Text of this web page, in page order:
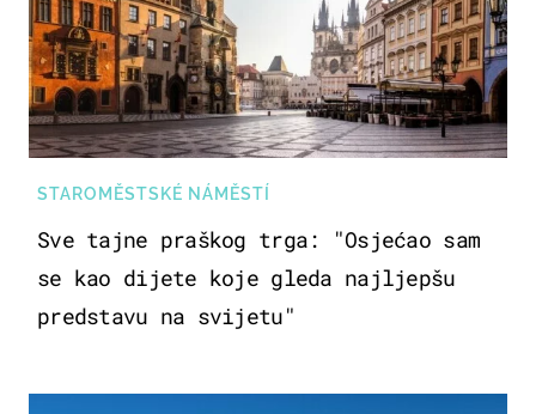
STAROMĚSTSKÉ NÁMĚSTÍ
Sve tajne praškog trga: "Osjećao sam
se kao dijete koje gleda najljepšu
predstavu na svijetu"